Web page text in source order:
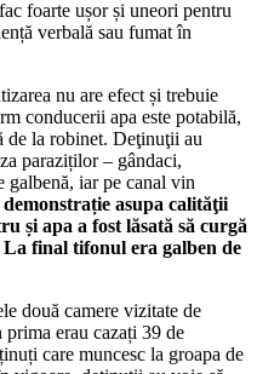
foarte ușor și uneori pentru
verbală sau fumat în
nu are efect și trebuie
conducerii apa este potabilă,
de la robinet. Deţinuţii au
paraziților – gândaci,
galbenă, iar pe canal vin
asupa calităţii
și apa a fost lăsată să curgă
final tifonul era galben de
două camere vizitate de
erau cazați 39 de
care muncesc la groapa de